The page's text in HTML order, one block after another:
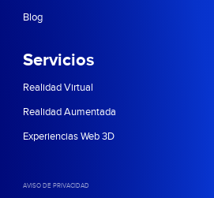
Blog
Servicios
Realidad Virtual
Realidad Aumentada
Experiencias Web 3D
AVISO DE PRIVACIDAD